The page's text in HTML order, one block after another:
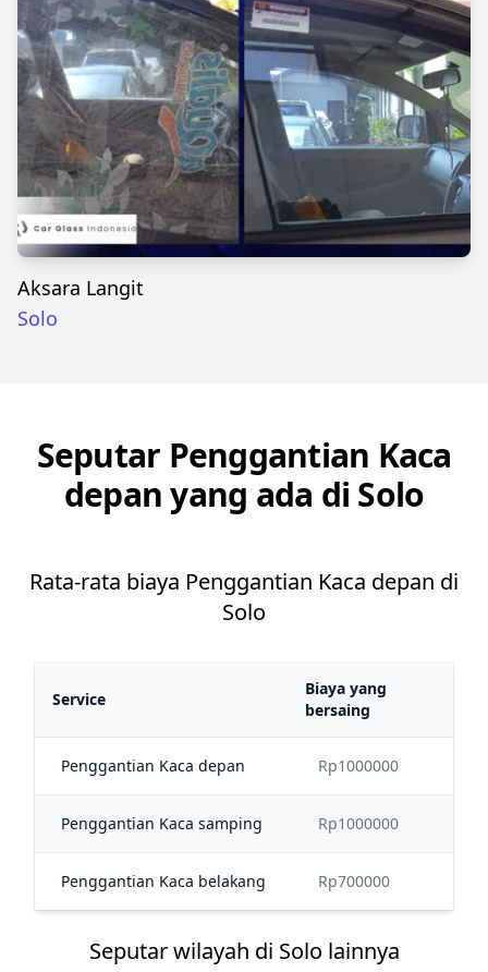
Aksara Langit
Solo
Seputar Penggantian Kaca
depan yang ada di Solo
Rata-rata biaya Penggantian Kaca depan di
Solo
Service
Biaya yang
bersaing
Penggantian Kaca depan Rp1000000
Penggantian Kaca samping Rp1000000
Penggantian Kaca belakang Rp700000
Seputar wilayah di Solo lainnya